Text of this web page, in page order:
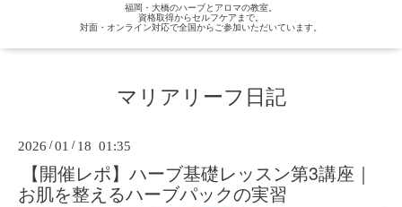
福岡・大橋のハーブとアロマの教室。
資格取得からセルフケアまで。
対面・オンライン対応で全国からご参加いただいています。
マリアリーフ日記
2026 /01 / 18 01:35
【開催レポ】ハーブ基礎レッスン第3講座｜
お肌を整えるハーブパックの実習